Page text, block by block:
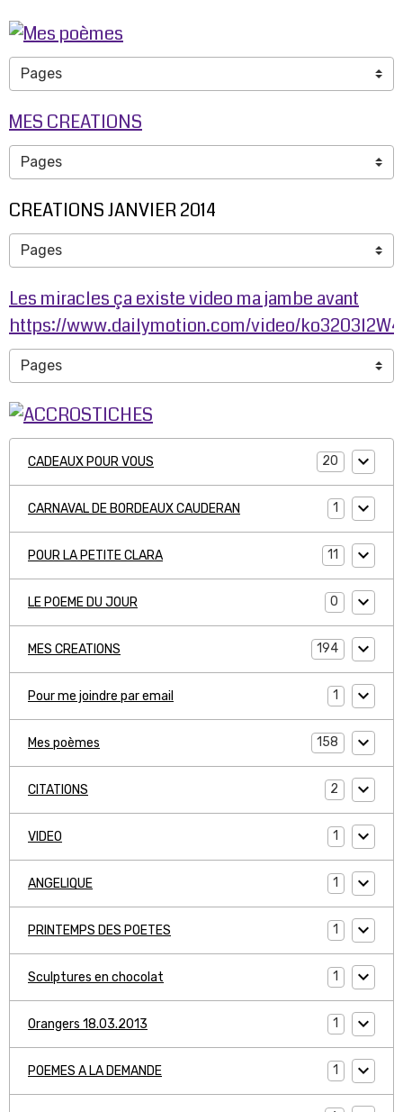
MES CREATIONS
CREATIONS JANVIER 2014
Les miracles ça existe video ma jambe avant
https://www.dailymotion.com/video/
CADEAUX POUR VOUS 20
CARNAVAL DE BORDEAUX CAUDERAN 1
POUR LA PETITE CLARA 11
LE POEME DU JOUR 0
MES CREATIONS 194
Pour me joindre par email 1
Mes poèmes 158
CITATIONS 2
VIDEO 1
ANGELIQUE 1
PRINTEMPS DES POETES 1
Sculptures en chocolat 1
Orangers 18.03.2013 1
POEMES A LA DEMANDE 1